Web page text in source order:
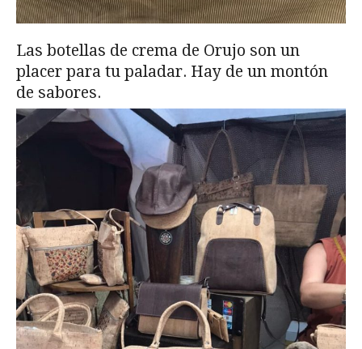
Las botellas de crema de Orujo son un
placer para tu paladar. Hay de un montón
de sabores.